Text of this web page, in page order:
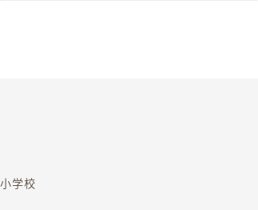
学校